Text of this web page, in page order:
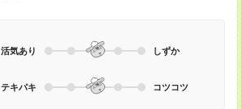
活気あり しずか
テキパキ コツコツ